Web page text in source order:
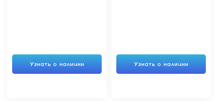
Узнать о наличии Узнать о наличии